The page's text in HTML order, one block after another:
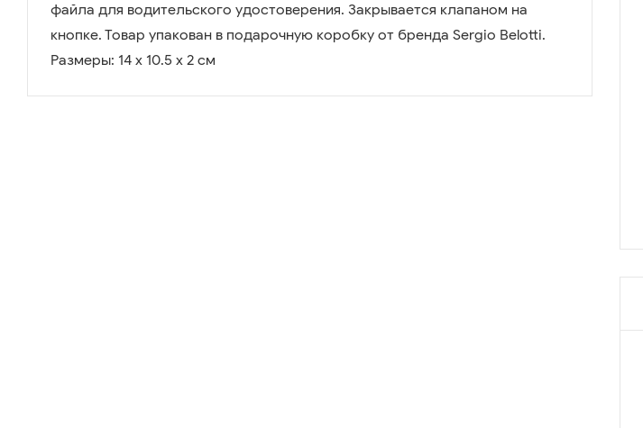
файла для водительского удостоверения. Закрывается клапаном на
кнопке. Товар упакован в подарочную коробку от бренда Sergio Belotti.
Размеры: 14 х 10.5 х 2 см